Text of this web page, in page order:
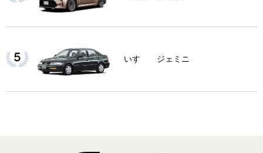
いすゞ ジェミニ